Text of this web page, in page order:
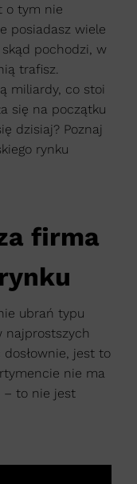
o tym nie
posiadasz wiele
pochodzi, w
trafisz.
miliardy, co stoi
się na początku
dzisiaj? Poznaj
rynku
firma
ubrań typu
najprostszych
jest to
nie ma
– to nie jest